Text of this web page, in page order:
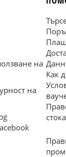
на
на
Как
стока